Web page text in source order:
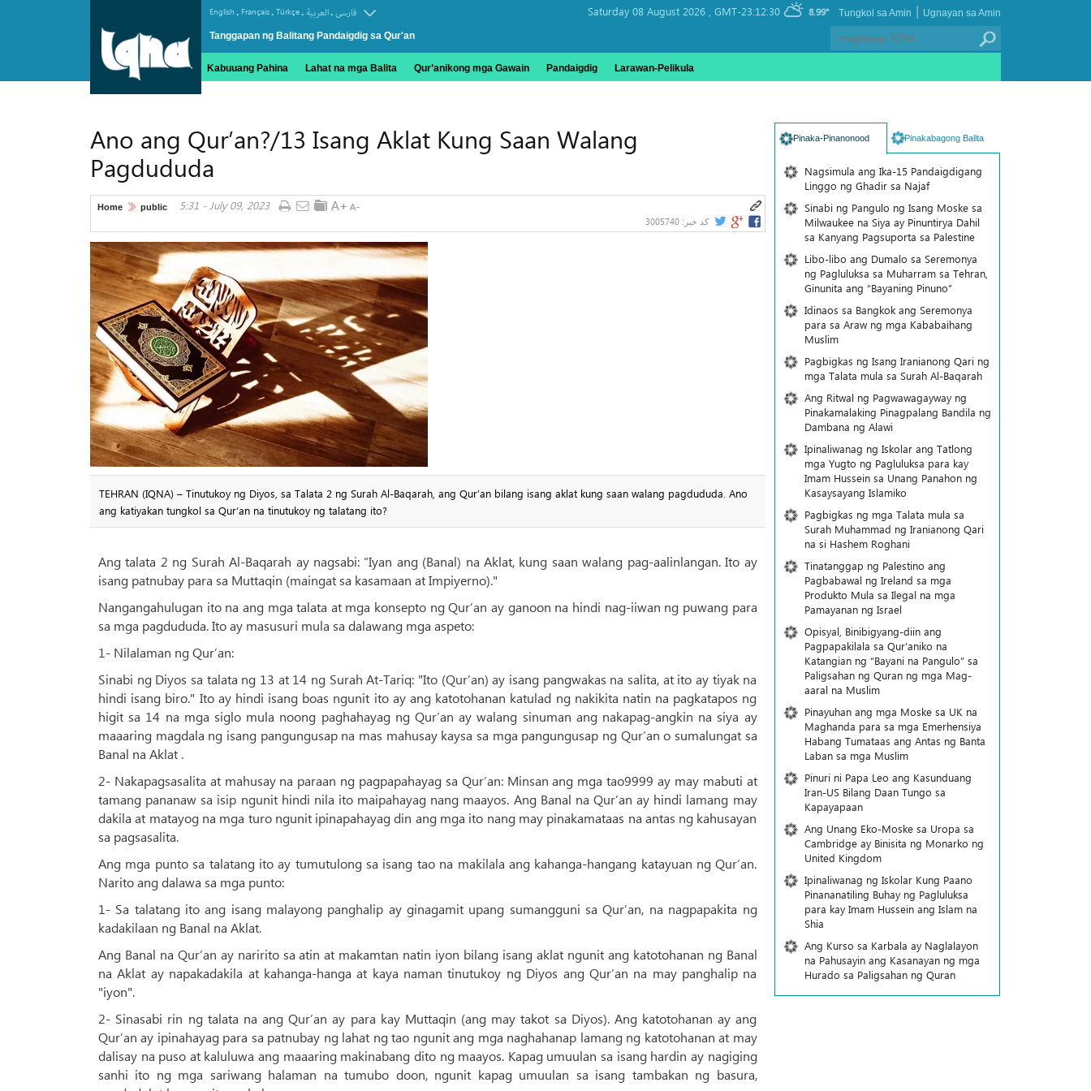
English . Français. Türkçe. العربیة.فارسی
Tanggapan ng Balitang Pandaigdig sa Qur'an
Saturday 08 August 2026 , GMT-23:12:30 8.99° Ugnayan sa Amin
|
Tungkol sa Amin
Kabuuang Pahina Lahat na mga Balita Qur’anikong mga Gawain Pandaigdig Larawan-Pelikula
Ano ang Qur’an?/13 Isang Aklat Kung Saan Walang
Pagdududa
Home public 5:31 - July 09, 2023
کد خبر:3005740
TEHRAN (IQNA) – Tinutukoy ng Diyos, sa Talata 2 ng Surah Al-Baqarah, ang Qur’an bilang isang aklat kung saan walang pagdududa. Ano
ang katiyakan tungkol sa Qur’an na tinutukoy ng talatang ito?
Ang talata 2 ng Surah Al-Baqarah ay nagsabi: “Iyan ang (Banal) na Aklat, kung saan walang pag-aalinlangan. Ito ay
isang patnubay para sa Muttaqin (maingat sa kasamaan at Impiyerno)."
Nangangahulugan ito na ang mga talata at mga konsepto ng Qur’an ay ganoon na hindi nag-iiwan ng puwang para
sa mga pagdududa. Ito ay masusuri mula sa dalawang mga aspeto:
1- Nilalaman ng Qur’an:
Sinabi ng Diyos sa talata ng 13 at 14 ng Surah At-Tariq: "Ito (Qur’an) ay isang pangwakas na salita, at ito ay tiyak na
hindi isang biro." Ito ay hindi isang boas ngunit ito ay ang katotohanan katulad ng nakikita natin na pagkatapos ng
higit sa 14 na mga siglo mula noong paghahayag ng Qur’an ay walang sinuman ang nakapag-angkin na siya ay
maaaring magdala ng isang pangungusap na mas mahusay kaysa sa mga pangungusap ng Qur’an o sumalungat sa
Banal na Aklat .
2- Nakapagsasalita at mahusay na paraan ng pagpapahayag sa Qur’an: Minsan ang mga tao9999 ay may mabuti at
tamang pananaw sa isip ngunit hindi nila ito maipahayag nang maayos. Ang Banal na Qur’an ay hindi lamang may
dakila at matayog na mga turo ngunit ipinapahayag din ang mga ito nang may pinakamataas na antas ng kahusayan
sa pagsasalita.
Ang mga punto sa talatang ito ay tumutulong sa isang tao na makilala ang kahanga-hangang katayuan ng Qur’an.
Narito ang dalawa sa mga punto:
1- Sa talatang ito ang isang malayong panghalip ay ginagamit upang sumangguni sa Qur’an, na nagpapakita ng
kadakilaan ng Banal na Aklat.
Ang Banal na Qur’an ay naririto sa atin at makamtan natin iyon bilang isang aklat ngunit ang katotohanan ng Banal
na Aklat ay napakadakila at kahanga-hanga at kaya naman tinutukoy ng Diyos ang Qur’an na may panghalip na
"iyon".
2- Sinasabi rin ng talata na ang Qur’an ay para kay Muttaqin (ang may takot sa Diyos). Ang katotohanan ay ang
Qur’an ay ipinahayag para sa patnubay ng lahat ng tao ngunit ang mga naghahanap lamang ng katotohanan at may
dalisay na puso at kaluluwa ang maaaring makinabang dito ng maayos. Kapag umuulan sa isang hardin ay nagiging
sanhi ito ng mga sariwang halaman na tumubo doon, ngunit kapag umuulan sa isang tambakan ng basura,
Pinaka-Pinanonood Pinakabagong Balita
Nagsimula ang Ika-15 Pandaigdigang
Linggo ng Ghadir sa Najaf
Sinabi ng Pangulo ng Isang Moske sa
Milwaukee na Siya ay Pinuntirya Dahil
sa Kanyang Pagsuporta sa Palestine
Libo-libo ang Dumalo sa Seremonya
ng Pagluluksa sa Muharram sa Tehran,
Ginunita ang “Bayaning Pinuno”
Idinaos sa Bangkok ang Seremonya
para sa Araw ng mga Kababaihang
Muslim
Pagbigkas ng Isang Iranianong Qari ng
mga Talata mula sa Surah Al-Baqarah
Ang Ritwal ng Pagwawagayway ng
Pinakamalaking Pinagpalang Bandila ng
Dambana ng Alawi
Ipinaliwanag ng Iskolar ang Tatlong
mga Yugto ng Pagluluksa para kay
Imam Hussein sa Unang Panahon ng
Kasaysayang Islamiko
Pagbigkas ng mga Talata mula sa
Surah Muhammad ng Iranianong Qari
na si Hashem Roghani
Tinatanggap ng Palestino ang
Pagbabawal ng Ireland sa mga
Produkto Mula sa Ilegal na mga
Pamayanan ng Israel
Opisyal, Binibigyang-diin ang
Pagpapakilala sa Qur’aniko na
Katangian ng “Bayani na Pangulo” sa
Paligsahan ng Quran ng mga Mag-
aaral na Muslim
Pinayuhan ang mga Moske sa UK na
Maghanda para sa mga Emerhensiya
Habang Tumataas ang Antas ng Banta
Laban sa mga Muslim
Pinuri ni Papa Leo ang Kasunduang
Iran-US Bilang Daan Tungo sa
Kapayapaan
Ang Unang Eko-Moske sa Uropa sa
Cambridge ay Binisita ng Monarko ng
United Kingdom
Ipinaliwanag ng Iskolar Kung Paano
Pinananatiling Buhay ng Pagluluksa
para kay Imam Hussein ang Islam na
Shia
Ang Kurso sa Karbala ay Naglalayon
na Pahusayin ang Kasanayan ng mga
Hurado sa Paligsahan ng Quran